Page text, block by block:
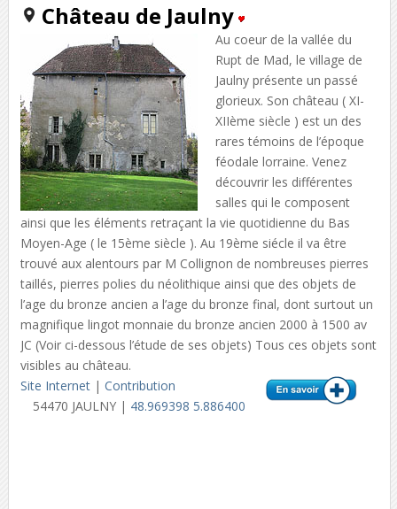
Château de Jaulny
Au coeur de la vallée du
Rupt de Mad, le village de
Jaulny présente un passé
glorieux. Son château ( XI-
XIIème siècle ) est un des
rares témoins de l’époque
féodale lorraine. Venez
découvrir les différentes
salles qui le composent
ainsi que les éléments retraçant la vie quotidienne du Bas
Moyen-Age ( le 15ème siècle ). Au 19ème siécle il va être
trouvé aux alentours par M Collignon de nombreuses pierres
taillés, pierres polies du néolithique ainsi que des objets de
l’age du bronze ancien a l’age du bronze final, dont surtout un
magnifique lingot monnaie du bronze ancien 2000 à 1500 av
JC (Voir ci-dessous l’étude de ses objets) Tous ces objets sont
visibles au château.
Site Internet| Contribution
54470 JAULNY | 48.969398 5.886400